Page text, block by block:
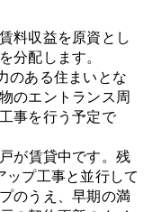
料収益を原資とし
分配します。
のある住まいとな
のエントランス周
事を行う予定で
が賃貸中です。残
ップ工事と並行して
のうえ、早期の満